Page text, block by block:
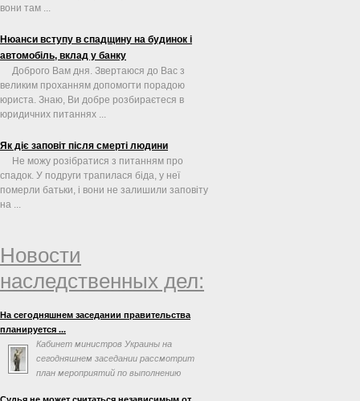
вони там ...
Нюанси вступу в спадщину на будинок і
автомобіль, вклад у банку
Доброго Вам дня. Звертаюся до Вас з
великим проханням допомогти порадою
юриста. Знаю, Ви добре розбираєтеся в
юридичних питаннях ...
Як діє заповіт після смерті людини
Не можу розібратися з питанням про
спадок. У подруги трапилася біда, у неї
померли батьки, і вони не залишили заповіту
на ...
Новости
наследственных дел:
На сегодняшнем заседании правительства
планируется ...
Кабинет министров Украины на
сегодняшнем заседании рассмотрит
план мероприятий по выполнению